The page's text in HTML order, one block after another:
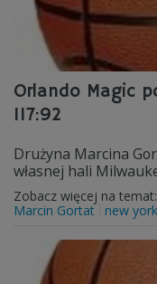
Orlando Magic
117:92
Drużyna Marcina
własnej hali
Zobacz więcej na temat:
Marcin Gortat
new